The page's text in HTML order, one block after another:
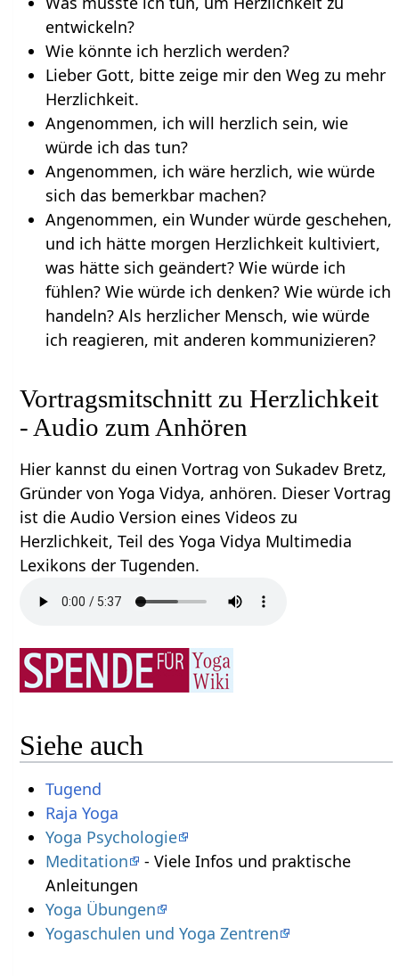
entwickeln?
Wie könnte ich herzlich werden?
Lieber Gott, bitte zeige mir den Weg zu mehr
Herzlichkeit.
Angenommen, ich will herzlich sein, wie
würde ich das tun?
Angenommen, ich wäre herzlich, wie würde
sich das bemerkbar machen?
Angenommen, ein Wunder würde geschehen,
und ich hätte morgen Herzlichkeit kultiviert,
was hätte sich geändert? Wie würde ich
fühlen? Wie würde ich denken? Wie würde ich
handeln? Als herzlicher Mensch, wie würde
ich reagieren, mit anderen kommunizieren?
Vortragsmitschnitt zu Herzlichkeit
- Audio zum Anhören
Hier kannst du einen Vortrag von Sukadev Bretz,
Gründer von Yoga Vidya, anhören. Dieser Vortrag
ist die Audio Version eines Videos zu
Herzlichkeit, Teil des Yoga Vidya Multimedia
Lexikons der Tugenden.
Siehe auch
Tugend
Raja Yoga
Yoga Psychologie
Meditation
- Viele Infos und praktische
Anleitungen
Yoga Übungen
Yogaschulen und Yoga Zentren